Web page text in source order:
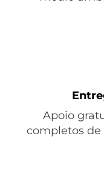
Apoio
completos de